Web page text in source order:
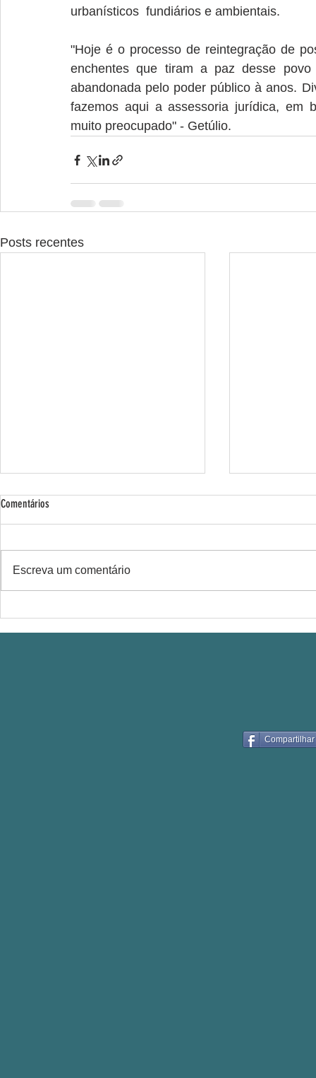
urbanísticos  fundiários e ambientais.
"Hoje é o processo de reintegração de
enchentes que tiram a paz desse
abandonada pelo poder público à anos.
fazemos aqui a assessoria jurídica, em
muito preocupado" - Getúlio.
Posts recentes
Comentários
Escreva um comentário
Compartilhar